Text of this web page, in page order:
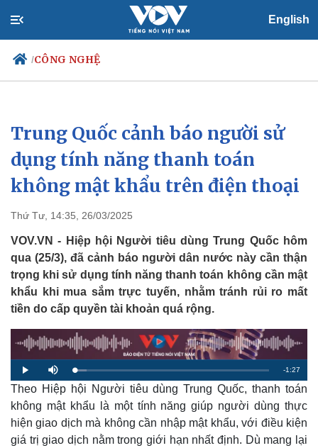
English
/CÔNG NGHỆ
Chính trị
Đảng
Tổ chức nhân sự
Quốc hội
Nhận diện sự thật
Xã hội
Tin 24h
Dự báo thời tiết
Giáo dục
Trung Quốc cảnh báo người sử
dụng tính năng thanh toán
không mật khẩu trên điện thoại
Thứ Tư, 14:35, 26/03/2025
VOV.VN - Hiệp hội Người tiêu dùng Trung Quốc hôm
qua (25/3), đã cảnh báo người dân nước này cần thận
trọng khi sử dụng tính năng thanh toán không cần mật
khẩu khi mua sắm trực tuyến, nhằm tránh rủi ro mất
tiền do cấp quyền tài khoản quá rộng.
P
l
a
y
M
u
t
e
L
o
a
d
e
d
6
.
2
1
R
e
-1:27
Theo Hiệp hội Người tiêu dùng Trung Quốc, thanh toán
không mật khẩu là một tính năng giúp người dùng thực
hiện giao dịch mà không cần nhập mật khẩu, với điều kiện
giá trị giao dịch nằm trong giới hạn nhất định. Dù mang lại